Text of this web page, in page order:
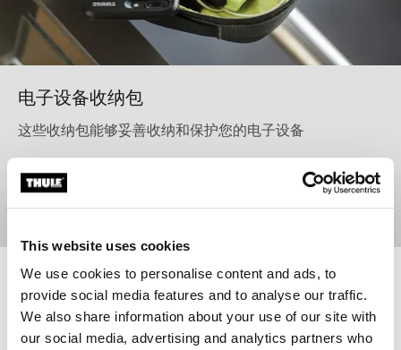
This website uses cookies
We use cookies to personalise content and ads, to
provide social media features and to analyse our traffic.
We also share information about your use of our site with
our social media, advertising and analytics partners who
电子设备收纳包
这些收纳包能够妥善收纳和保护您的电子设备
立即购买
Thule Accent 公文包 17 升 Black
Thule Accent briefcase 17L 黑色 (selected)
Thule Accent
Thule Accent 笔记本电脑包 15.6 英
Thule Accent laptop bag 15.6" 黑
Thule Accent